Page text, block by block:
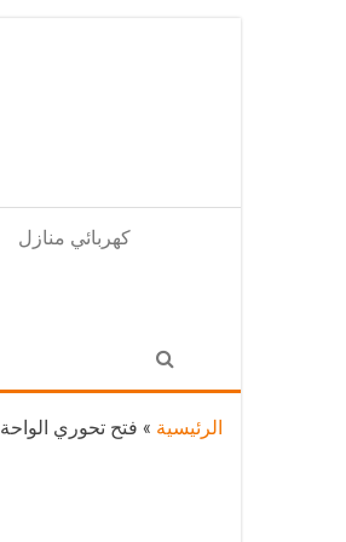
كهربائي منازل
الرئيسية » فتح تحوري الواحة